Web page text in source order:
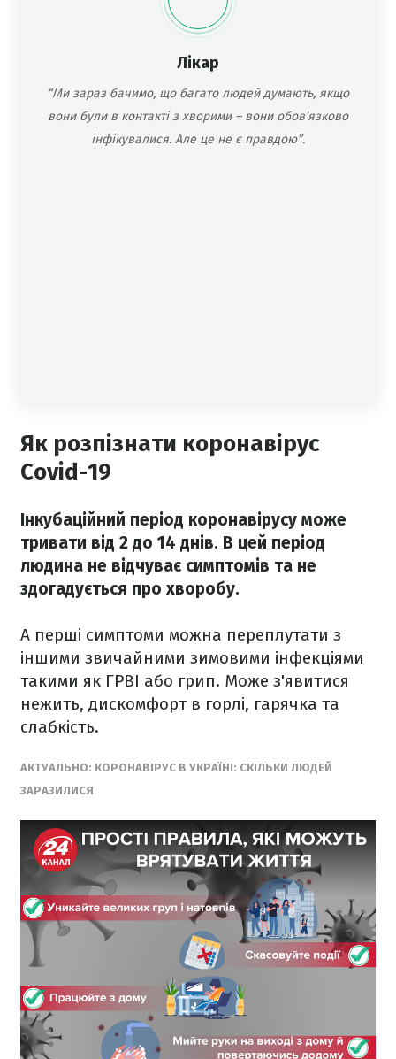
Лікар
“Ми зараз бачимо, що багато людей думають, якщо
вони були в контакті з хворими – вони обов'язково
інфікувалися. Але це не є правдою”.
Як розпізнати коронавірус
Covid-19
Інкубаційний період коронавірусу може
тривати від 2 до 14 днів. В цей період
людина не відчуває симптомів та не
здогадується про хворобу.
А перші симптоми можна переплутати з
іншими звичайними зимовими інфекціями
такими як ГРВІ або грип. Може з'явитися
нежить, дискомфорт в горлі, гарячка та
слабкість.
АКТУАЛЬНО: КОРОНАВІРУС В УКРАЇНІ: СКІЛЬКИ ЛЮДЕЙ
ЗАРАЗИЛИСЯ